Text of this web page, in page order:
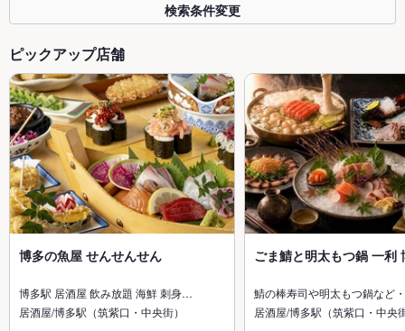
検索条件変更
ピックアップ店舗
博多の魚屋 せんせんせん
博多駅 居酒屋 飲み放題 海鮮 刺身…
居酒屋/博多駅（筑紫口・中央街）
ごま鯖と明太もつ鍋 一利
鯖の棒寿司や明太もつ鍋など
居酒屋/博多駅（筑紫口・中央